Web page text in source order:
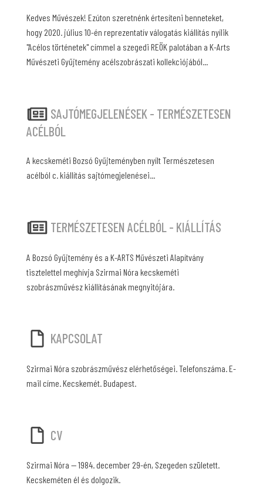
Kedves Művészek! Ezúton szeretnénk értesíteni benneteket,
hogy 2020. július 10-én reprezentatív válogatás kiállítás nyílik
"Acélos történetek" címmel a szegedi REÖK palotában a K-Arts
Művészeti Gyűjtemény acélszobrászati kollekciójából...
SAJTÓMEGJELENÉSEK - TERMÉSZETESEN
ACÉLBÓL
A kecskeméti Bozsó Gyűjteményben nyílt Természetesen
acélból c. kiállítás sajtómegjelenései...
TERMÉSZETESEN ACÉLBÓL - KIÁLLÍTÁS
A Bozsó Gyűjtemény és a K-ARTS Művészeti Alapítvány
tisztelettel meghívja Szirmai Nóra kecskeméti
szobrászművész kiállításának megnyitójára.
KAPCSOLAT
Szirmai Nóra szobrászművész elérhetőségei. Telefonszáma. E-
mail címe. Kecskemét. Budapest.
CV
Szirmai Nóra — 1984. december 29-én, Szegeden született.
Kecskeméten él és dolgozik.